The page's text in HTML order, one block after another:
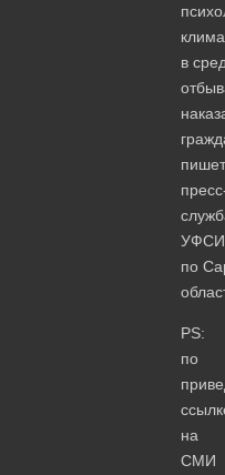
в
пишет
по
PS:
по
на
СМИ